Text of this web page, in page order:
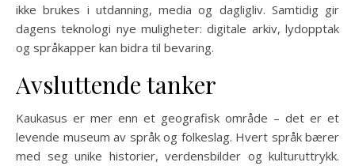
ikke brukes i utdanning, media og dagligliv. Samtidig gir
dagens teknologi nye muligheter: digitale arkiv, lydopptak
og språkapper kan bidra til bevaring.
Avsluttende tanker
Kaukasus er mer enn et geografisk område – det er et
levende museum av språk og folkeslag. Hvert språk bærer
med seg unike historier, verdensbilder og kulturuttrykk.